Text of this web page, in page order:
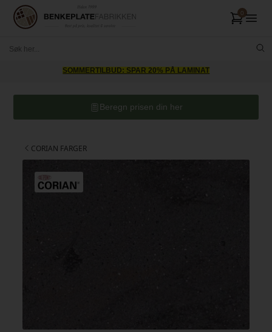
SOMMERTILBUD: SPAR 20% PÅ LAMINAT
Beregn prisen din her
CORIAN FARGER